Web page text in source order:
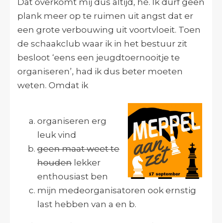
plank meer op te ruimen uit angst dat er
een grote verbouwing uit voortvloeit. Toen
de schaakclub waar ik in het bestuur zit
besloot ‘eens een jeugdtoernooitje te
organiseren’, had ik dus beter moeten
weten. Omdat ik
organiseren erg
leuk vind
geen maat weet te
houden lekker
enthousiast ben
mijn medeorganisatoren ook ernstig
last hebben van a en b.